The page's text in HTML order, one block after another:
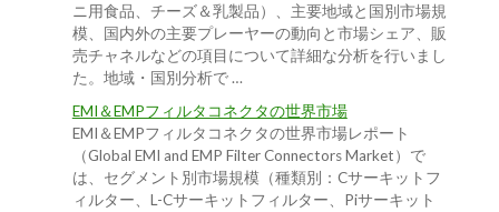
ニ用食品、チーズ＆乳製品）、主要地域と国別市場規
模、国内外の主要プレーヤーの動向と市場シェア、販
売チャネルなどの項目について詳細な分析を行いまし
た。地域・国別分析で …
EMI＆EMPフィルタコネクタの世界市場
EMI＆EMPフィルタコネクタの世界市場レポート
（Global EMI and EMP Filter Connectors Market）で
は、セグメント別市場規模（種類別：Cサーキットフ
ィルター、L-Cサーキットフィルター、Piサーキット